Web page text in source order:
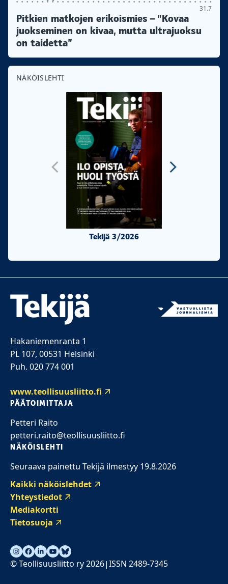
31.7
Pitkien matkojen erikoismies – ”Kovaa
juokseminen on kivaa, mutta ultrajuoksu
on taidetta”
NÄKÖISLEHTI
Tekijä 3/2026
Hakaniemenranta 1
PL 107, 00531 Helsinki
Puh. 020 774 001
www.teollisuusliitto.fi
PÄÄTOIMITTAJA
Petteri Raito
petteri.raito@teollisuusliitto.fi
NÄKÖISLEHTI
Seuraava painettu Tekijä ilmestyy 19.8.2026
Kaikki näköislehdet
Yhteystiedot
Mediakortti
Tietosuoja
© Teollisuusliitto ry 2026|ISSN 2489-7345